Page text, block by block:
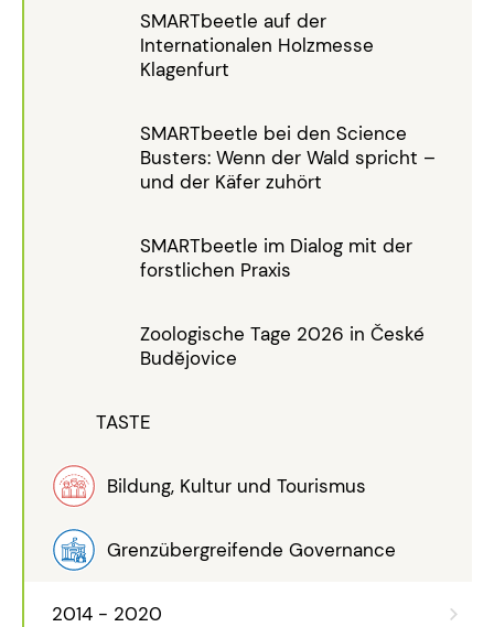
SMARTbeetle auf der
Internationalen Holzmesse
Klagenfurt
SMARTbeetle bei den Science
Busters: Wenn der Wald spricht –
und der Käfer zuhört
SMARTbeetle im Dialog mit der
forstlichen Praxis
Zoologische Tage 2026 in České
Budějovice
TASTE
Bildung, Kultur und Tourismus
Grenzübergreifende Governance
2014 - 2020